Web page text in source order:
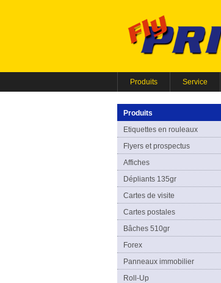
Produits Service
Produits
Etiquettes en rouleaux
Flyers et prospectus
Affiches
Dépliants 135gr
Cartes de visite
Cartes postales
Bâches 510gr
Forex
Panneaux immobilier
Roll-Up